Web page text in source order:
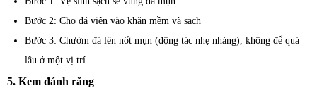
Bước 2: Cho đá viên vào khăn mềm và sạch
Bước 3: Chườm đá lên nốt mụn (động tác nhẹ nhàng), không để quá
lâu ở một vị trí
5. Kem đánh răng